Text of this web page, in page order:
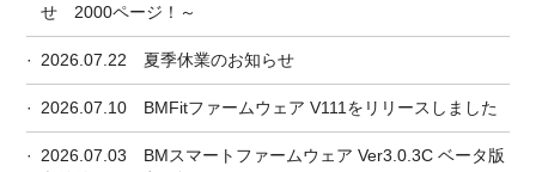
せ 2000ページ！～
2026.07.22 夏季休業のお知らせ
2026.07.10 BMFitファームウェア V111をリリースしました
2026.07.03
BMスマートファームウェア Ver3.0.3C ベータ版